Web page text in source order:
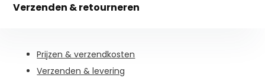
Verzenden & retourneren
Prijzen & verzendkosten
Verzenden & levering